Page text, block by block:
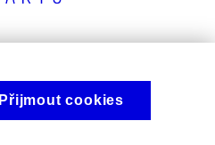
Přijmout cookies